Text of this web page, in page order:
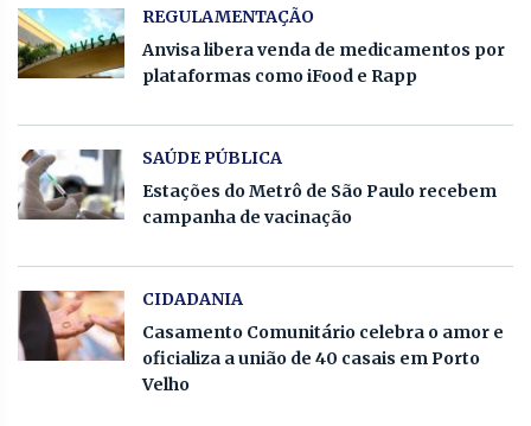
REGULAMENTAÇÃO
Anvisa libera venda de medicamentos por
plataformas como iFood e Rapp
SAÚDE PÚBLICA
Estações do Metrô de São Paulo recebem
campanha de vacinação
CIDADANIA
Casamento Comunitário celebra o amor e
oficializa a união de 40 casais em Porto
Velho